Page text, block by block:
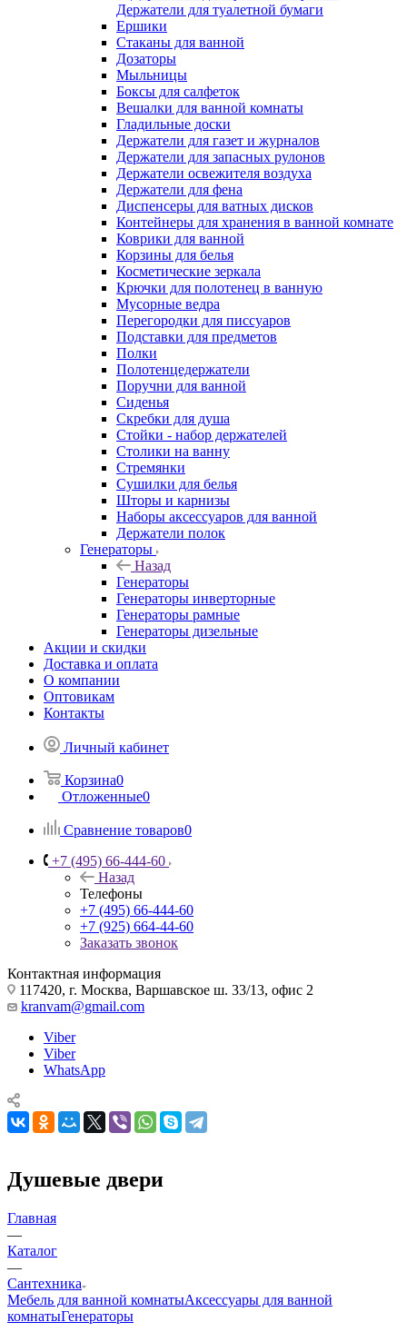
Держатели для туалетной бумаги
Ершики
Стаканы для ванной
Дозаторы
Мыльницы
Боксы для салфеток
Вешалки для ванной комнаты
Гладильные доски
Держатели для газет и журналов
Держатели для запасных рулонов
Держатели освежителя воздуха
Держатели для фена
Диспенсеры для ватных дисков
Контейнеры для хранения в ванной комнате
Коврики для ванной
Корзины для белья
Косметические зеркала
Крючки для полотенец в ванную
Мусорные ведра
Перегородки для писсуаров
Подставки для предметов
Полки
Полотенцедержатели
Поручни для ванной
Сиденья
Скребки для душа
Стойки - набор держателей
Столики на ванну
Стремянки
Сушилки для белья
Шторы и карнизы
Наборы аксессуаров для ванной
Держатели полок
Генераторы
Назад
Генераторы
Генераторы инверторные
Генераторы рамные
Генераторы дизельные
Акции и скидки
Доставка и оплата
О компании
Оптовикам
Контакты
Личный кабинет
Корзина0
Отложенные0
Сравнение товаров0
+7 (495) 66-444-60
Назад
Телефоны
+7 (495) 66-444-60
+7 (925) 664-44-60
Заказать звонок
Контактная информация
117420, г. Москва, Варшавское ш. 33/13, офис 2
kranvam@gmail.com
Viber
Viber
WhatsApp
Душевые двери
Главная
—
Каталог
—
Сантехника
Мебель для ванной комнатыАксессуары для ванной
комнатыГенераторы